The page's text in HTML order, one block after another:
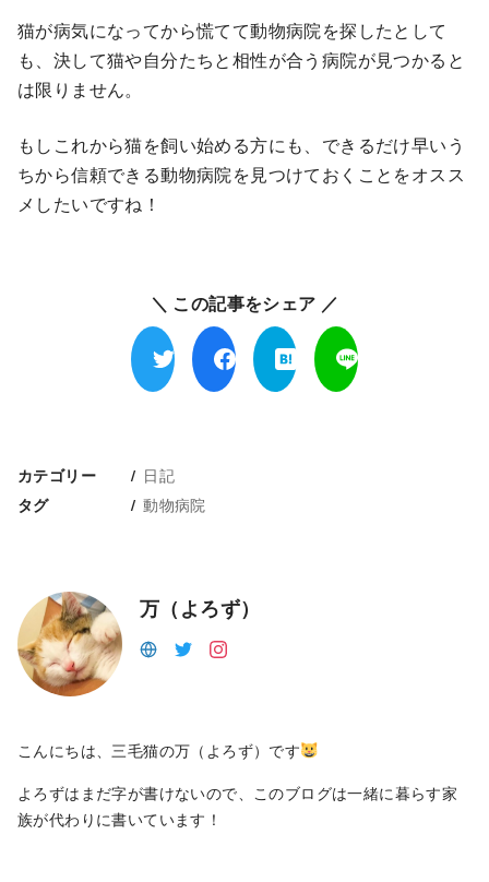
猫が病気になってから慌てて動物病院を探したとして
も、決して猫や自分たちと相性が合う病院が見つかると
は限りません。
もしこれから猫を飼い始める方にも、できるだけ早いう
ちから信頼できる動物病院を見つけておくことをオスス
メしたいですね！
＼ この記事をシェア ／
カテゴリー 日記
タグ 動物病院
万（よろず）
こんにちは、三毛猫の万（よろず）です
よろずはまだ字が書けないので、このブログは一緒に暮らす家
族が代わりに書いています！